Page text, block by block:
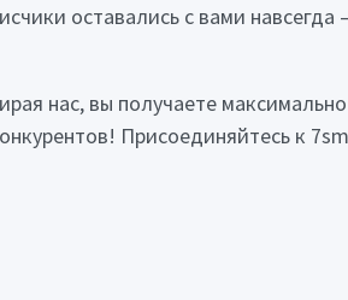
оставались с вами
нас, вы получаете
Присоединяйтесь к